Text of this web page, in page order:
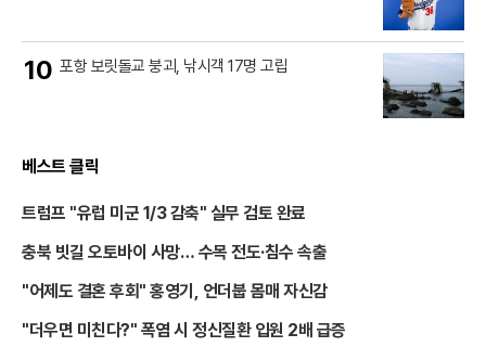
10 포항 보릿돌교 붕괴, 낚시객 17명 고립
베스트 클릭
트럼프 "유럽 미군 1/3 감축" 실무 검토 완료
충북 빗길 오토바이 사망… 수목 전도·침수 속출
"어제도 결혼 후회" 홍영기, 언더붑 몸매 자신감
"더우면 미친다?" 폭염 시 정신질환 입원 2배 급증